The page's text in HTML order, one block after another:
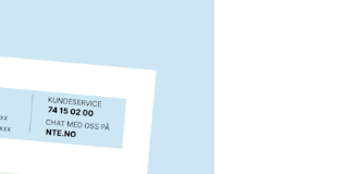
NTE å gjøre, har vi